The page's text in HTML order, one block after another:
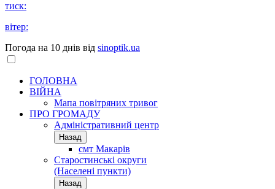
тиск:
вітер:
Погода на 10 днів від sinoptik.ua
ГОЛОВНА
ВІЙНА
Мапа повітряних тривог
ПРО ГРОМАДУ
Aдміністративний центр
Назад
смт Макарів
Старостинські округи
(Населені пункти)
Назад